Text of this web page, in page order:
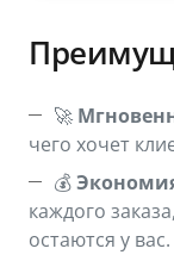
🚀
чего хочет
💰
каждого
остаются у вас.